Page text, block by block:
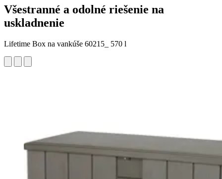
Všestranné a odolné riešenie na
uskladnenie
Lifetime Box na vankúše 60215_ 570 l